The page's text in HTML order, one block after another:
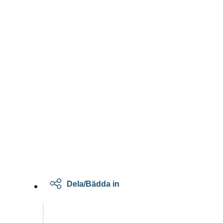
Dela/Bädda in